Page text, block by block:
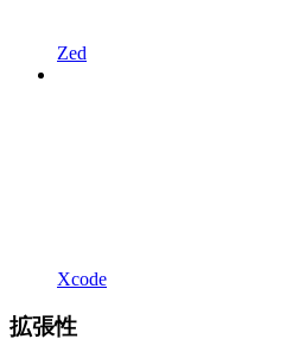
Zed
Xcode
拡張性